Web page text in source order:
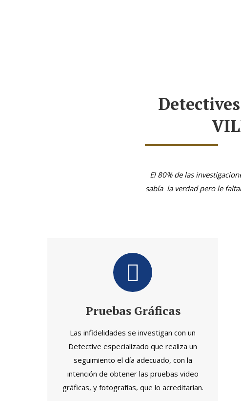
El 80% de las
sabía la verdad pero le
Pruebas Gráficas
Las infidelidades se investigan con un
Detective especializado que realiza un
seguimiento el día adecuado, con la
intención de obtener las pruebas video
gráficas, y fotografías, que lo acreditarían.